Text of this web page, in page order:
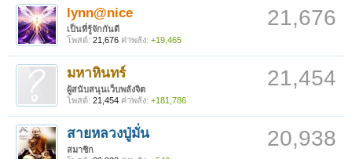
21,676
lynn@nice
เป็นที่รู้จักกันดี
โพสต์: 21,676 ค่าพลัง: +19,465
21,454
มหาหินทร์
ผู้สนับสนุนเว็บพลังจิต
โพสต์: 21,454 ค่าพลัง: +181,786
20,938
สายหลวงปู่มั่น
สมาชิก